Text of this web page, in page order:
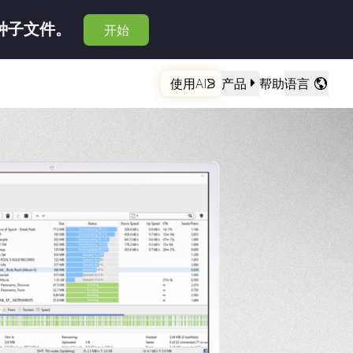
文件。 开始
使用AI 产品 帮助语言